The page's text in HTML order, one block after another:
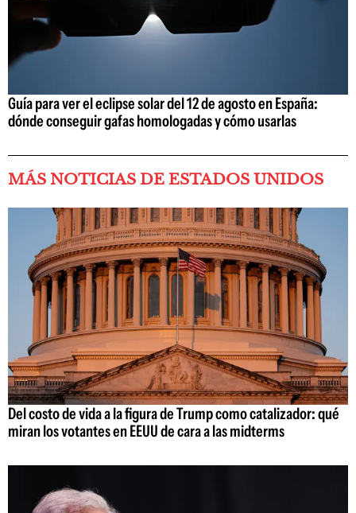
Guía para ver el eclipse solar del 12 de agosto en España:
dónde conseguir gafas homologadas y cómo usarlas
MÁS NOTICIAS DE ESTADOS UNIDOS
Del costo de vida a la figura de Trump como catalizador: qué
miran los votantes en EEUU de cara a las midterms